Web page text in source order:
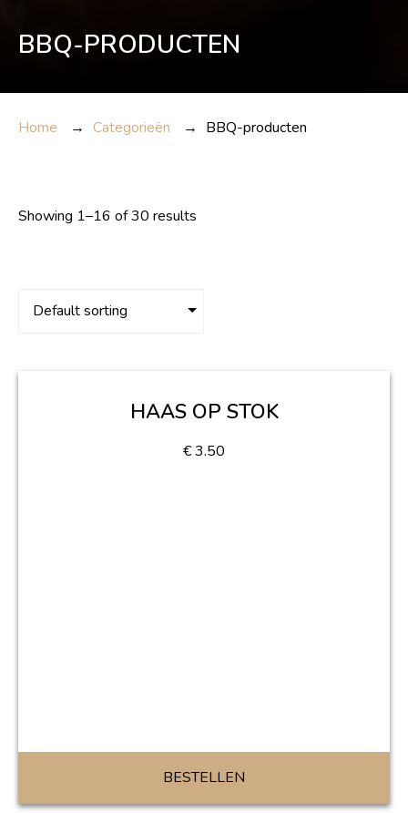
BBQ-PRODUCTEN
Home → Categorieën → BBQ-producten
Showing 1–16 of 30 results
HAAS OP STOK
€3.50
BESTELLEN